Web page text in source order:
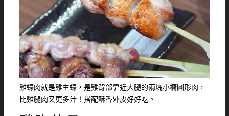
雞蠔肉就是雞生蠔，是雞背部靠近大腿的兩塊小橢圓形肉，
比雞腿肉又更多汁！搭配酥香外皮好好吃。